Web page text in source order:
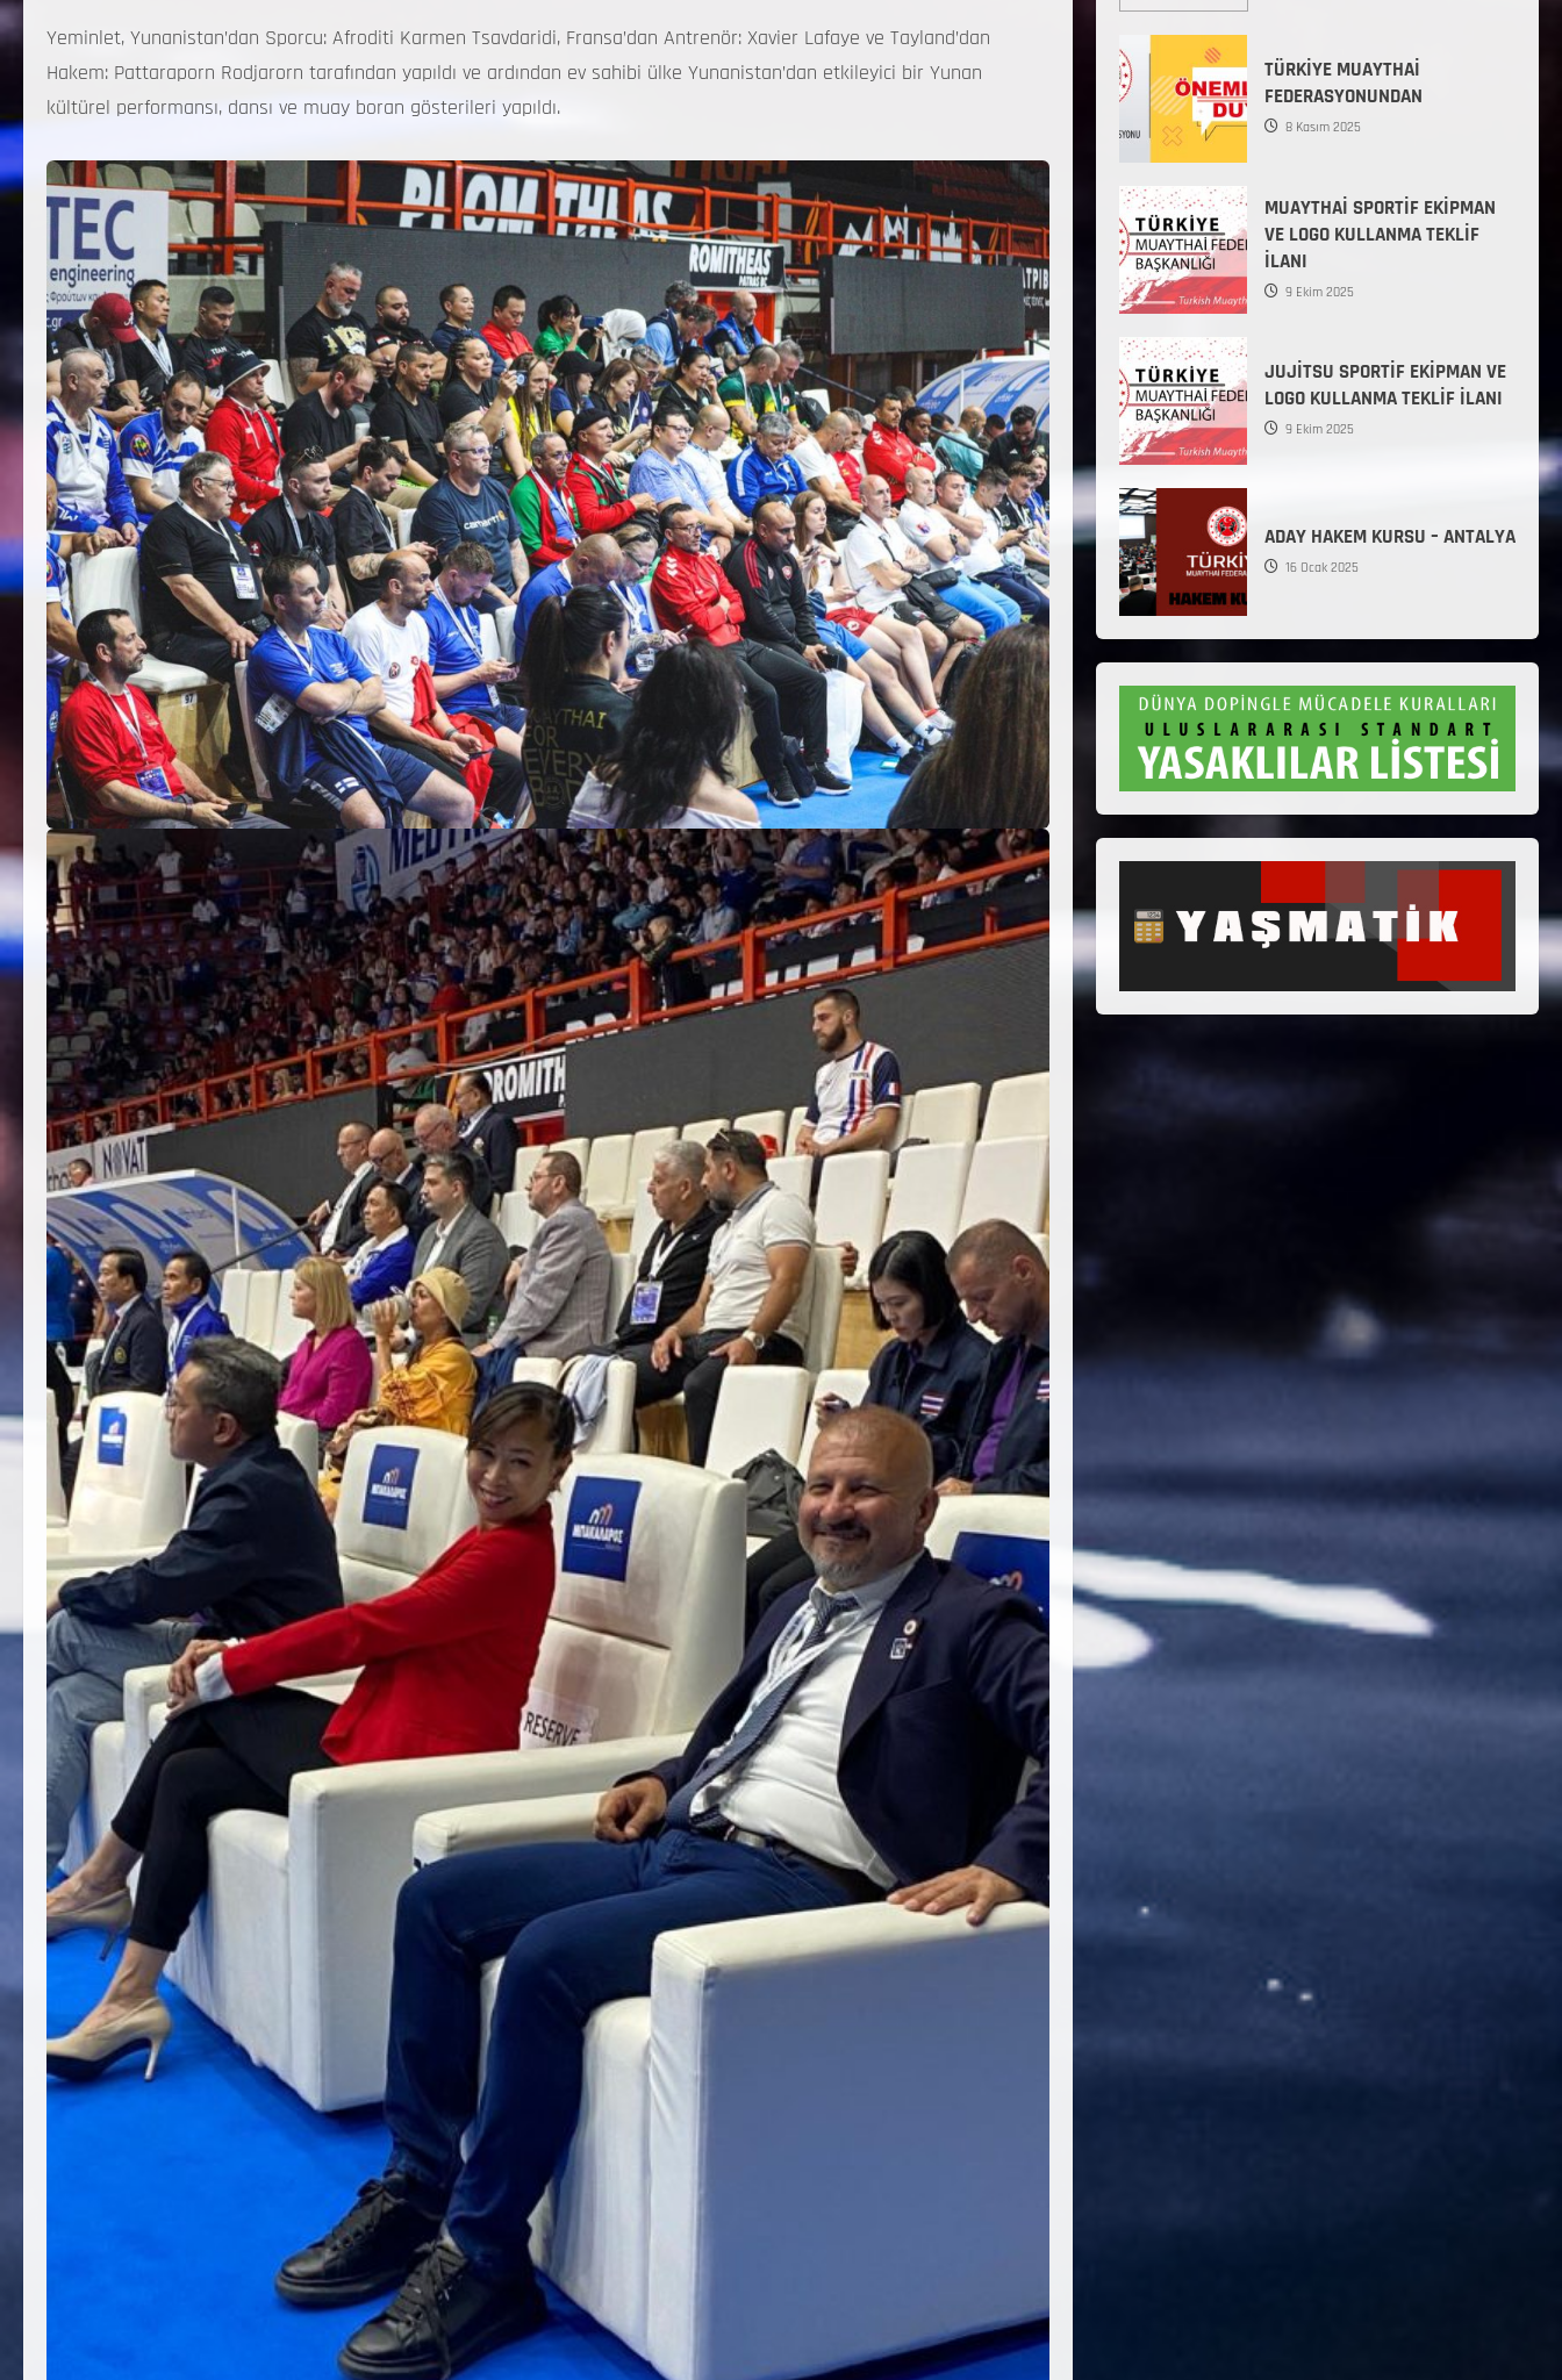
Yeminlet, Yunanistan’dan Sporcu: Afroditi Karmen Tsavdaridi, Fransa’dan Antrenör: Xavier Lafaye ve Tayland’dan
Hakem: Pattaraporn Rodjarorn tarafından yapıldı ve ardından ev sahibi ülke Yunanistan’dan etkileyici bir Yunan
kültürel performansı, dansı ve muay boran gösterileri yapıldı.
TÜRKİYE MUAYTHAİ
FEDERASYONUNDAN
8 Kasım 2025
MUAYTHAİ SPORTİF EKİPMAN
VE LOGO KULLANMA TEKLİF
İLANI
9 Ekim 2025
JUJİTSU SPORTİF EKİPMAN VE
LOGO KULLANMA TEKLİF İLANI
9 Ekim 2025
ADAY HAKEM KURSU – ANTALYA
16 Ocak 2025